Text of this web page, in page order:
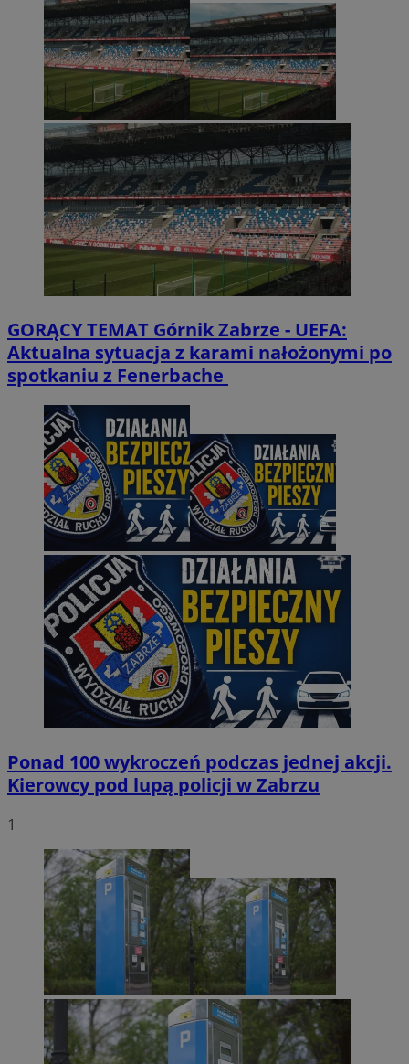
GORĄCY TEMAT Górnik Zabrze - UEFA:
Aktualna sytuacja z karami nałożonymi po
spotkaniu z Fenerbache
Ponad 100 wykroczeń podczas jednej akcji.
Kierowcy pod lupą policji w Zabrzu
1